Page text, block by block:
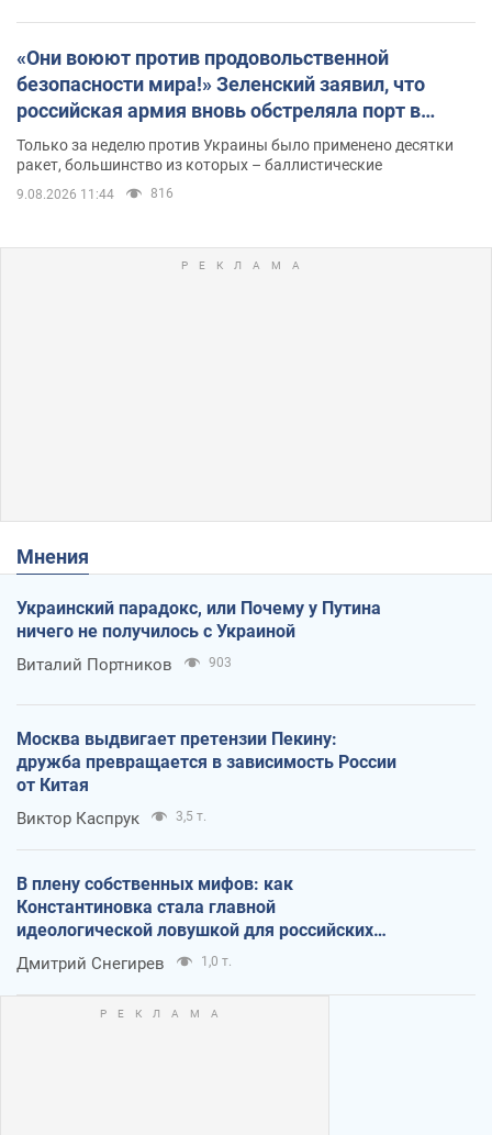
«Они воюют против продовольственной
безопасности мира!» Зеленский заявил, что
российская армия вновь обстреляла порт в
Одессе
Только за неделю против Украины было применено десятки
ракет, большинство из которых – баллистические
9.08.2026 11:44 816
Мнения
Украинский парадокс, или Почему у Путина
ничего не получилось с Украиной
Виталий Портников 903
Москва выдвигает претензии Пекину:
дружба превращается в зависимость России
от Китая
Виктор Каспрук 3,5 т.
В плену собственных мифов: как
Константиновка стала главной
идеологической ловушкой для российских
оккупантов
Дмитрий Снегирев 1,0 т.